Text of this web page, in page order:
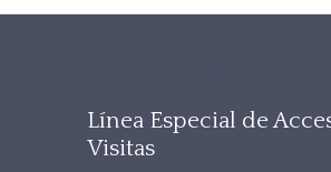
Línea Especial de
Visitas